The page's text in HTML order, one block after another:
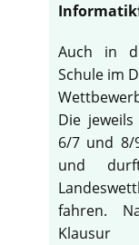
Auch in
Schule im
Die
6/7 und 8/
und
fahren.